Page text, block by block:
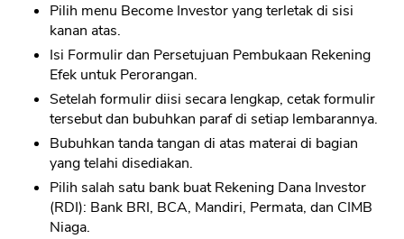
Pilih menu Become Investor yang terletak di sisi
kanan atas.
Isi Formulir dan Persetujuan Pembukaan Rekening
Efek untuk Perorangan.
Setelah formulir diisi secara lengkap, cetak formulir
tersebut dan bubuhkan paraf di setiap lembarannya.
Bubuhkan tanda tangan di atas materai di bagian
yang telahi disediakan.
Pilih salah satu bank buat Rekening Dana Investor
(RDI): Bank BRI, BCA, Mandiri, Permata, dan CIMB
Niaga.